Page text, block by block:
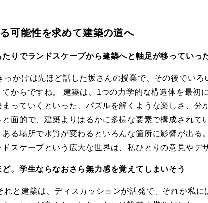
可能性を求めて建築の道へ
たりでランドスケープから建築へと軸足が移っていっ
っかけは先ほど話した坂さんの授業で、その後でい
てからですね。 建築は、1つの力学的な構造体を最初
まっていくといった、パズルを解くような楽しさ、
と面的で、建築よりはるかに多様な要素で構成され
ある場所で水質が変わるといろんな箇所に影響が出
ドスケープという広大な世界は、私ひとりの意見やデ
ど。学生ならなおさら無力感を覚えてしまいそう
れと建築は、ディスカッションが活発で、それが私